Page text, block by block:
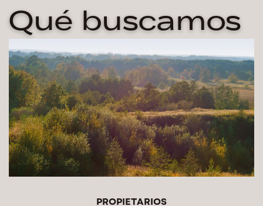
Qué buscamos
PROPIETARIOS